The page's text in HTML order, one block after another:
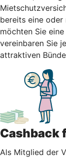
bereits eine oder
möchten Sie
vereinbaren Sie
attraktiven
Cashback
Als Mitglied der